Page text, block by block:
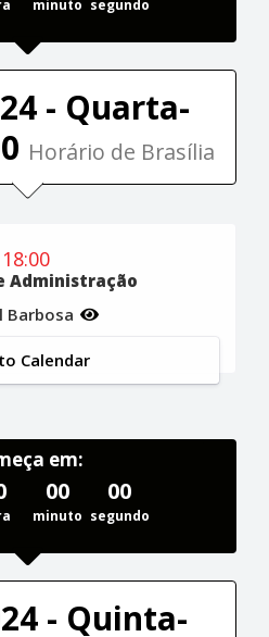
minuto segundo
- Quarta-
Horário de Brasília
18:00
Administração
Barbosa
Calendar
em:
00
minuto
00
segundo
- Quinta-